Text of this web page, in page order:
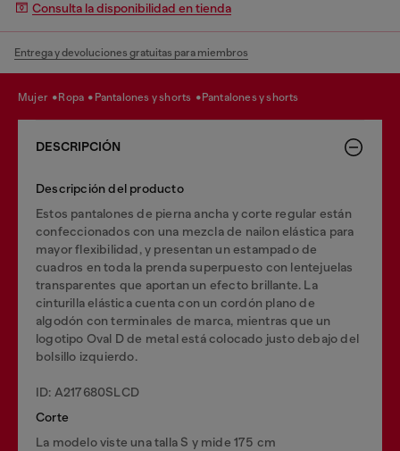
Consulta la disponibilidad en tienda
Entrega y devoluciones gratuitas para miembros
mujer ropa pantalones y shorts pantalones y shorts
DESCRIPCIÓN
Descripción del producto
Estos pantalones de pierna ancha y corte regular están
confeccionados con una mezcla de nailon elástica para
mayor flexibilidad, y presentan un estampado de
cuadros en toda la prenda superpuesto con lentejuelas
transparentes que aportan un efecto brillante. La
cinturilla elástica cuenta con un cordón plano de
algodón con terminales de marca, mientras que un
logotipo Oval D de metal está colocado justo debajo del
bolsillo izquierdo.
ID: A217680SLCD
Corte
La modelo viste una talla S y mide 175 cm